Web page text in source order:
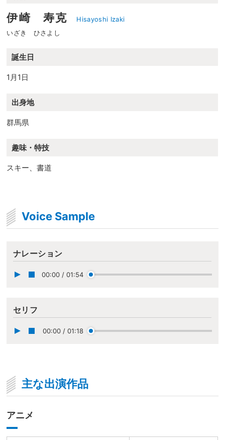
伊崎 寿克
Hisayoshi Izaki
いざき ひさよし
誕生日
1月1日
出身地
群馬県
趣味・特技
スキー、書道
Voice Sample
ナレーション
00:00 / 01:54
セリフ
00:00 / 01:18
主な出演作品
アニメ